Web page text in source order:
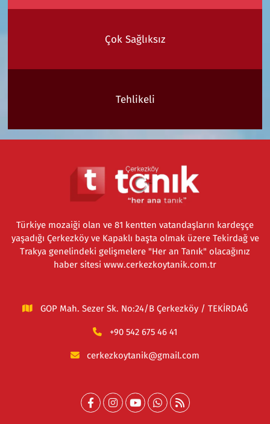
Çok Sağlıksız
Tehlikeli
Türkiye mozaiği olan ve 81 kentten vatandaşların kardeşçe
yaşadığı Çerkezköy ve Kapaklı başta olmak üzere Tekirdağ ve
Trakya genelindeki gelişmelere "Her an Tanık" olacağınız
haber sitesi www.cerkezkoytanik.com.tr
GOP Mah. Sezer Sk. No:24/B Çerkezköy / TEKİRDAĞ
+90 542 675 46 41
cerkezkoytanik@gmail.com